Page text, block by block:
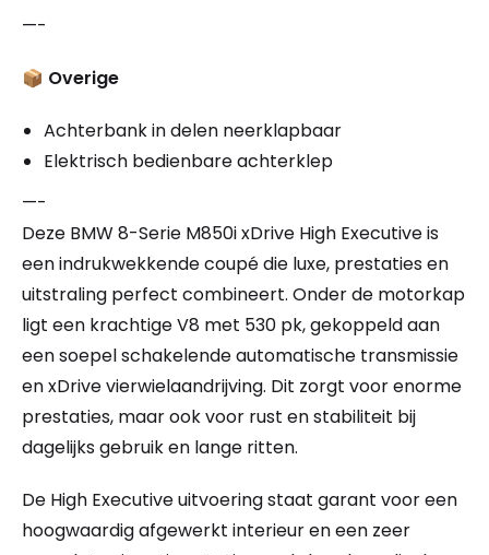
—-
📦 Overige
Achterbank in delen neerklapbaar
Elektrisch bedienbare achterklep
—-
Deze BMW 8-Serie M850i xDrive High Executive is
een indrukwekkende coupé die luxe, prestaties en
uitstraling perfect combineert. Onder de motorkap
ligt een krachtige V8 met 530 pk, gekoppeld aan
een soepel schakelende automatische transmissie
en xDrive vierwielaandrijving. Dit zorgt voor enorme
prestaties, maar ook voor rust en stabiliteit bij
dagelijks gebruik en lange ritten.
De High Executive uitvoering staat garant voor een
hoogwaardig afgewerkt interieur en een zeer